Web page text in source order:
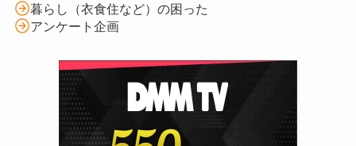
暮らし（衣食住など）の困った
アンケート企画